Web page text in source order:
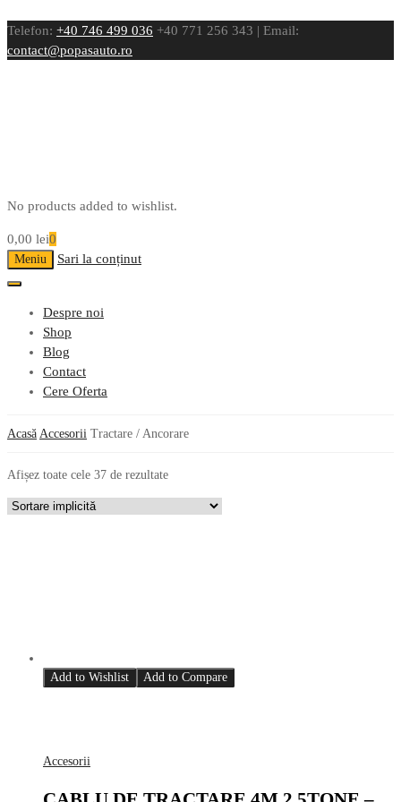
Telefon: +40 746 499 036 +40 771 256 343 | Email:
contact@popasauto.ro
No products added to wishlist.
0,00 lei0
Meniu Sari la conținut
Despre noi
Shop
Blog
Contact
Cere Oferta
Acasă Accesorii Tractare / Ancorare
Afișez toate cele 37 de rezultate
Add to Wishlist Add to Compare
Accesorii